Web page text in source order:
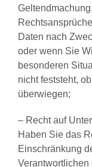
Daten nach
oder wenn Sie
besonderen
nicht feststeht,
überwiegen;
– Recht auf
Haben Sie das
Einschränkung
Verantwortlichen